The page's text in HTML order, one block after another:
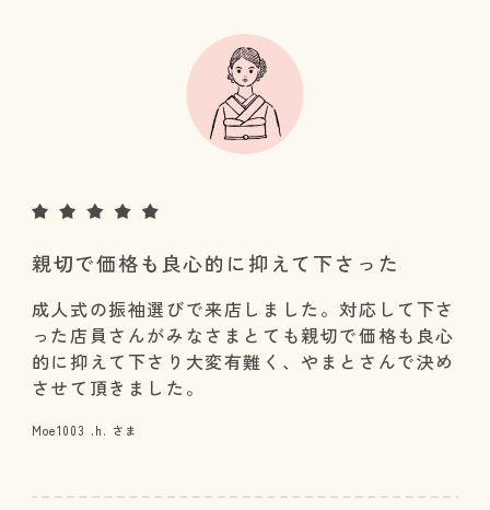
親切で価格も良心的に抑えて下さった
成人式の振袖選びで来店しました。対応して下さ
った店員さんがみなさまとても親切で価格も良心
的に抑えて下さり大変有難く、やまとさんで決め
させて頂きました。
Moe1003 .h. さま